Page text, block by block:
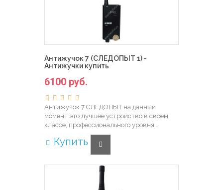
Антижучок 7 (СЛЕДОПЫТ 1) -
Антижучки купить
6100 руб.
Антижучок 7 СЛЕДОПЫТ на данный
момент это лучшее устройство в своем
классе, профессионального уровня...
Купить